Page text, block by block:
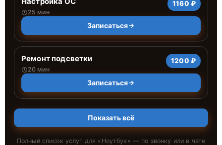
25 мин
1160 ₽
Записаться
Ремонт подсветки
20 мин
1200 ₽
Записаться
Показать всё
Полный список услуг для « Ноутбук » — по звонку или в чате